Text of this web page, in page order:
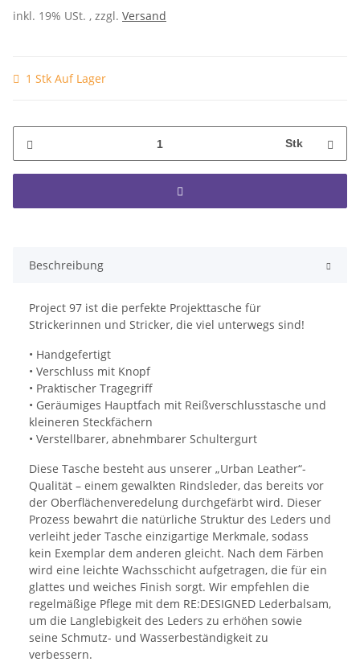
inkl. 19% USt. , zzgl. Versand
1 Stk Auf Lager
Stk
Beschreibung
Project 97 ist die perfekte Projekttasche für
Strickerinnen und Stricker, die viel unterwegs sind!
• Handgefertigt
• Verschluss mit Knopf
• Praktischer Tragegriff
• Geräumiges Hauptfach mit Reißverschlusstasche und
kleineren Steckfächern
• Verstellbarer, abnehmbarer Schultergurt
Diese Tasche besteht aus unserer „Urban Leather“-
Qualität – einem gewalkten Rindsleder, das bereits vor
der Oberflächenveredelung durchgefärbt wird. Dieser
Prozess bewahrt die natürliche Struktur des Leders und
verleiht jeder Tasche einzigartige Merkmale, sodass
kein Exemplar dem anderen gleicht. Nach dem Färben
wird eine leichte Wachsschicht aufgetragen, die für ein
glattes und weiches Finish sorgt. Wir empfehlen die
regelmäßige Pflege mit dem RE:DESIGNED Lederbalsam,
um die Langlebigkeit des Leders zu erhöhen sowie
seine Schmutz- und Wasserbeständigkeit zu
verbessern.